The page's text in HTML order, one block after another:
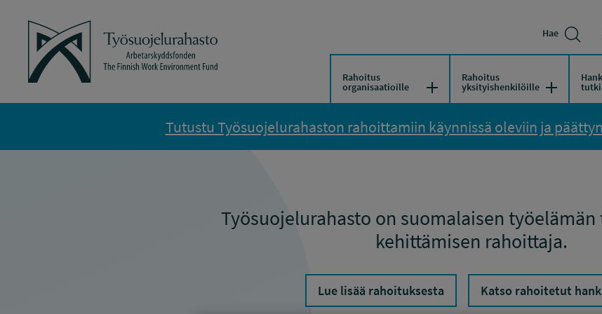
Työsuojelurahasto
Hae
Rahoitus
organisaatioille Avaa/Sulje valikko
Rahoitus
yksityishenkilöille Avaa/
Tutustu Työsuojelurahaston rahoittamiin käynnissä oleviin ja
Työsuojelurahasto on suomalaisen
kehittämisen rahoittaja.
Lue lisää rahoituksesta Katso rahoitetut